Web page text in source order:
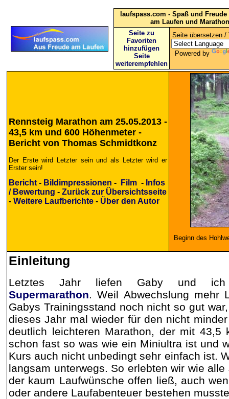
laufspass.com - Spaß und
am Laufen und Marathon
Seite zu
Favoriten
hinzufügen
Seite
weiterempfehlen
Seite übersetzen /
Powered by
Rennsteig Marathon am 25.05.2013 -
43,5 km und 600 Höhenmeter -
Bericht von Thomas Schmidtkonz
Der Erste wird Letzter sein und als Letzter wird er
Erster sein!
Bericht - Bildimpressionen - Film - Infos
/ Bewertung - Zurück zur Übersichtsseite
- Weitere Laufberichte - Über den Autor
Beginn des
Einleitung
Letztes Jahr liefen Gaby und
Supermarathon. Weil Abwechslung mehr
Gabys Trainingsstand noch nicht so gut
dieses Jahr mal wieder für den nicht
deutlich leichteren Marathon, der mit 43,5
schon fast so was wie ein Miniultra ist und
Kurs auch nicht unbedingt sehr einfach ist.
langsam unterwegs. So erlebten wir wie
der kaum Laufwünsche offen ließ, auch
oder andere Laufabenteuer bestehen